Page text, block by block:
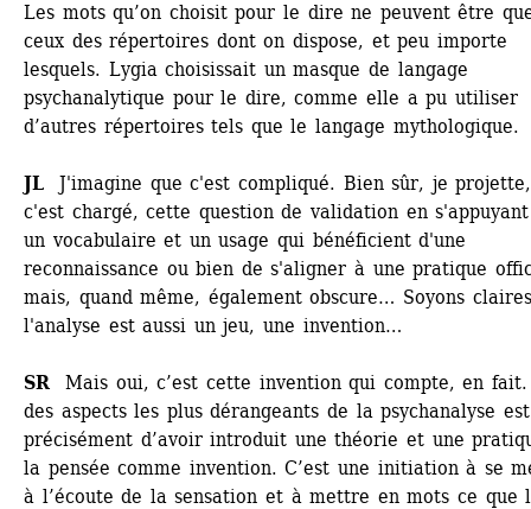
Les mots qu’on choisit pour le dire ne peuvent être
ceux des répertoires dont on dispose, et peu importe
lesquels. Lygia choisissait un masque de langage
psychanalytique pour le dire, comme elle a pu utiliser
d’autres répertoires tels que le langage mythologique.
JL J'imagine que c'est compliqué. Bien sûr, je
c'est chargé, cette question de validation en
un vocabulaire et un usage qui bénéficient d'une
reconnaissance ou bien de s'aligner à une pratique
mais, quand même, également obscure… Soyons
l'analyse est aussi un jeu, une invention…
SR
Mais oui, c’est cette invention qui compte, en
des aspects les plus dérangeants de la psychanalyse est
précisément d’avoir introduit une théorie et une
la pensée comme invention. C’est une initiation à se
à l’écoute de la sensation et à mettre en mots ce que